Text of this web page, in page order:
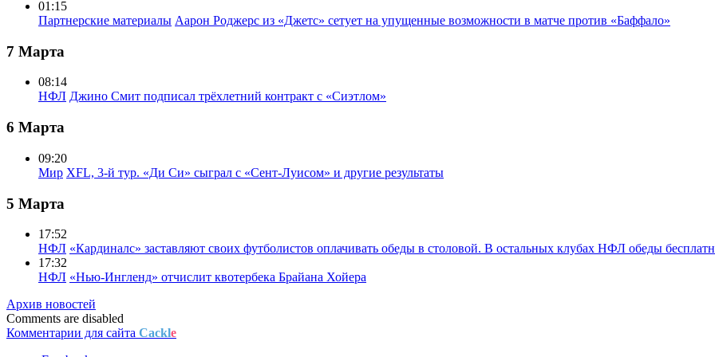
01:15
Партнерские материалы Аарон Роджерс из «Джетс» сетует на упущенные возможности в матче против «Баффало»
7 Марта
08:14
НФЛ Джино Смит подписал трёхлетний контракт с «Сиэтлом»
6 Марта
09:20
Мир XFL, 3-й тур. «Ди Си» сыграл с «Сент-Луисом» и другие результаты
5 Марта
17:52
НФЛ «Кардиналс» заставляют своих футболистов оплачивать обеды в столовой. В остальных клубах НФЛ обеды
17:32
НФЛ «Нью-Ингленд» отчислит квотербека Брайана Хойера
Архив новостей
Comments are disabled
Комментарии для сайта Cackle